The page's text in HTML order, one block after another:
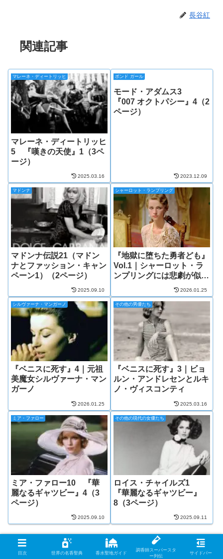
長谷紅
関連記事
マレーネ・ディートリッヒ
マレーネ・ディートリッヒ
5 『嘆きの天使』1（3ペ
ージ）
2025.03.16
ボンド ガール
モード・アダムス3
『007 オクトパシー』4（2
ページ）
2023.12.09
マドンナ
マドンナ伝説21（マドン
ナとファッション・キャン
ペーン1）（2ページ）
2025.09.10
シャーロット・ランプリング
『地獄に堕ちた勇者ども』
Vol.1｜シャーロット・ラ
ンプリングには悲劇が似合
2026.01.25
シルヴァーナ・マンガーノ
『ベニスに死す』4｜元祖
美魔女シルヴァーナ・マン
ガーノ
2026.01.25
その他の男優たち
『ベニスに死す』3｜ビョ
ルン・アンドレセンとルキ
ノ・ヴィスコンティ
2025.03.16
ミア・ファロー
ミア・ファロー10 『華
麗なるギャツビー』4（3
ページ）
2025.09.10
その他の現代の女優たち
ロイス・チャイルズ1
『華麗なるギャツビー』
8（3ページ）
2025.09.11
スポンサーリンク
目次 世界の名香聖典 香水聖地ガイド
調香師スーパースタ
ー列伝
サイドバー